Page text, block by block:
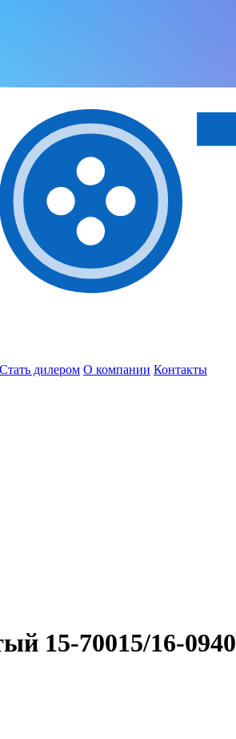
Стать дилером О компании Контакты
15-70015/16-0940